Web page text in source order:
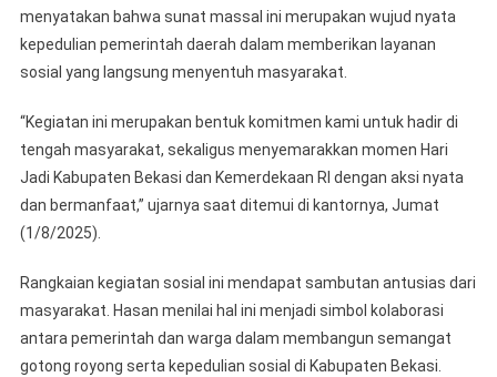
Mampu
Terbantu
menyatakan bahwa sunat massal ini merupakan wujud nyata
kepedulian pemerintah daerah dalam memberikan layanan
sosial yang langsung menyentuh masyarakat.
“Kegiatan ini merupakan bentuk komitmen kami untuk hadir di
tengah masyarakat, sekaligus menyemarakkan momen Hari
Jadi Kabupaten Bekasi dan Kemerdekaan RI dengan aksi nyata
dan bermanfaat,” ujarnya saat ditemui di kantornya, Jumat
(1/8/2025).
Rangkaian kegiatan sosial ini mendapat sambutan antusias dari
masyarakat. Hasan menilai hal ini menjadi simbol kolaborasi
antara pemerintah dan warga dalam membangun semangat
gotong royong serta kepedulian sosial di Kabupaten Bekasi.